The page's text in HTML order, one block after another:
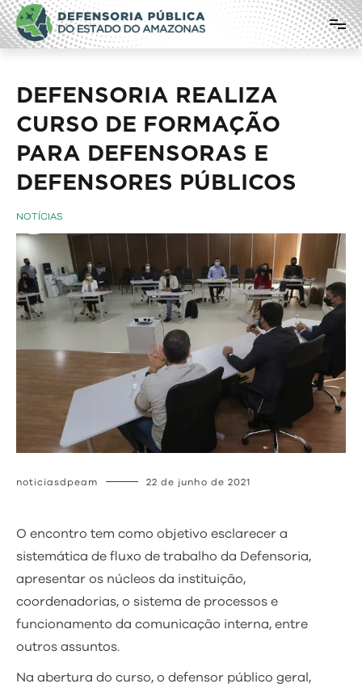
Pular
para
o
conteúdo
Defensoria Pública do Estado do
Amazonas
DEFENSORIA REALIZA
CURSO DE FORMAÇÃO
PARA DEFENSORAS E
DEFENSORES PÚBLICOS
NOTÍCIAS
noticiasdpeam 22 de junho de 2021
O encontro tem como objetivo esclarecer a
sistemática de fluxo de trabalho da Defensoria,
apresentar os núcleos da instituição,
coordenadorias, o sistema de processos e
funcionamento da comunicação interna, entre
outros assuntos.
Na abertura do curso, o defensor público geral,